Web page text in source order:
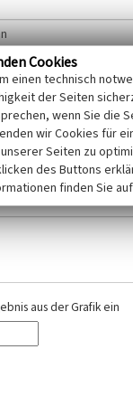
E-Mail-Adresse.
des
beachten Sie
aus der Grafik ein
Cookies
einen technisch
der Seiten
wenn Sie die
wir Cookies für
Seiten zu
des Buttons
finden Sie